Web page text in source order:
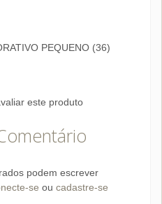
PEQUENO (36)
este produto
podem escrever
se ou cadastre-se